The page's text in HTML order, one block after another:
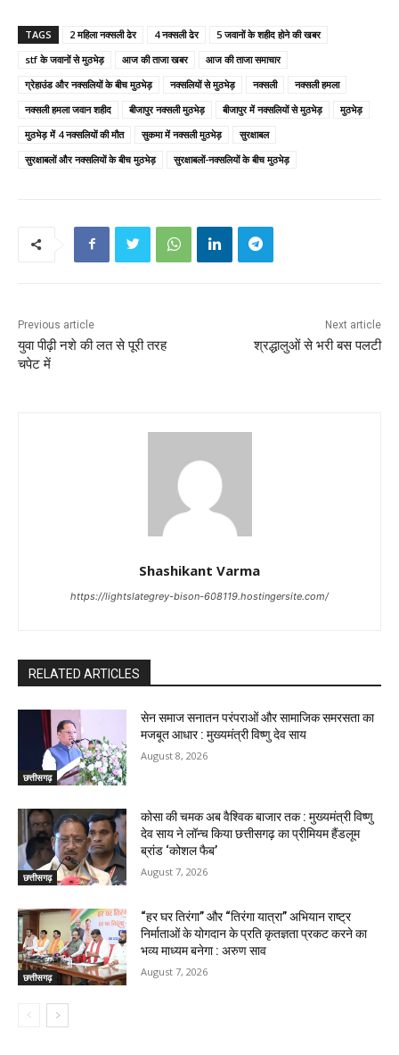
TAGS 2 महिला नक्सली ढेर 4 नक्सली ढेर
5 जवानों के शहीद होने की खबर
stf के जवानों से मुठभेड़
आज की ताजा खबर
आज की ताजा समाचार
ग्रेहाउंड और नक्सलियों के बीच मुठभेड़
नक्सलियों से मुठभेड़ नक्सली
नक्सली हमला
नक्सली हमला जवान शहीद
बीजापुर नक्सली मुठभेड़ बीजापुर में नक्सलियों से मुठभेड़
मुठभेड़
मुठभेड़ में 4 नक्सलियों की मौत
सुकमा में नक्सली मुठभेड़
सुरक्षाबल
सुरक्षाबलों और नक्सलियों के बीच मुठभेड़
सुरक्षाबलों-नक्सलियों के बीच मुठभेड़
Previous article
युवा पीढ़ी नशे की लत से पूरी तरह
चपेट में
Next article
श्रद्धालुओं से भरी बस पलटी
Shashikant Varma
https://lightslategrey-bison-608119.hostingersite.com/
RELATED ARTICLES
छत्तीसगढ़
सेन समाज सनातन परंपराओं और सामाजिक समरसता का
मजबूत आधार : मुख्यमंत्री विष्णु देव साय
August 8, 2026
छत्तीसगढ़
कोसा की चमक अब वैश्विक बाजार तक : मुख्यमंत्री विष्णु
देव साय ने लॉन्च किया छत्तीसगढ़ का प्रीमियम हैंडलूम
ब्रांड ‘कोशल फैब’
August 7, 2026
छत्तीसगढ़
“हर घर तिरंगा” और “तिरंगा यात्रा” अभियान राष्ट्र
निर्माताओं के योगदान के प्रति कृतज्ञता प्रकट करने का
भव्य माध्यम बनेगा : अरुण साव
August 7, 2026